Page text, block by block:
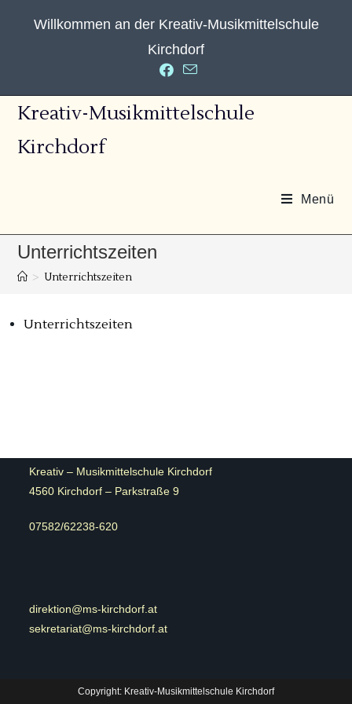
Willkommen an der Kreativ-Musikmittelschule
Kirchdorf
Kreativ-Musikmittelschule
Kirchdorf
Menü
Unterrichtszeiten
> Unterrichtszeiten
Unterrichtszeiten
Kreativ – Musikmittelschule Kirchdorf
4560 Kirchdorf – Parkstraße 9
07582/62238-620
direktion@ms-kirchdorf.at
sekretariat@ms-kirchdorf.at
Copyright: Kreativ-Musikmittelschule Kirchdorf